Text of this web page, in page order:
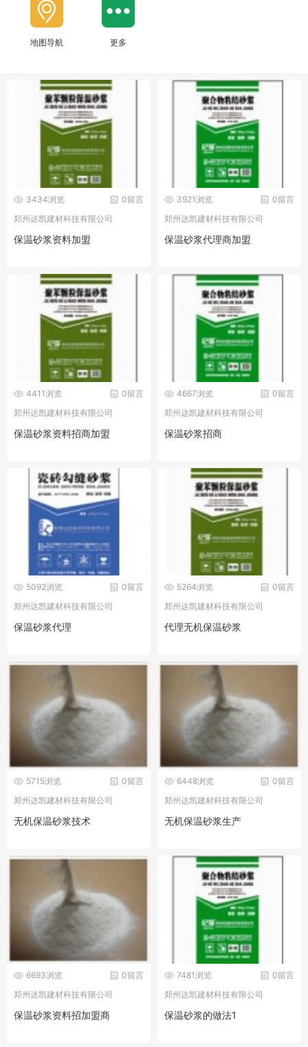
地图导航 更多
0留言
3434浏览
郑州达凯建材科技有限公司
保温砂浆资料加盟
0留言
3921浏览
郑州达凯建材科技有限公司
保温砂浆代理商加盟
0留言
4411浏览
郑州达凯建材科技有限公司
保温砂浆资料招商加盟
0留言
4667浏览
郑州达凯建材科技有限公司
保温砂浆招商
0留言
5092浏览
郑州达凯建材科技有限公司
保温砂浆代理
0留言
5264浏览
郑州达凯建材科技有限公司
代理无机保温砂浆
0留言
5715浏览
郑州达凯建材科技有限公司
无机保温砂浆技术
0留言
6448浏览
郑州达凯建材科技有限公司
无机保温砂浆生产
0留言
6693浏览
郑州达凯建材科技有限公司
保温砂浆资料招加盟商
0留言
7481浏览
郑州达凯建材科技有限公司
保温砂浆的做法1